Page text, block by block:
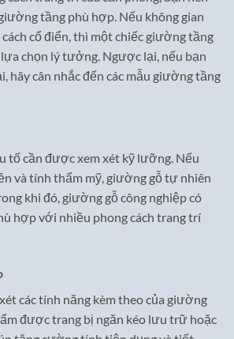
tầng phù hợp. Nếu không gian
cổ điển, thì một chiếc giường tầng
chọn lý tưởng. Ngược lại, nếu bạn
hãy cân nhắc đến các mẫu giường tầng
tố cần được xem xét kỹ lưỡng. Nếu
và tính thẩm mỹ, giường gỗ tự nhiên
khi đó, giường gỗ công nghiệp có
hợp với nhiều phong cách trang trí
các tính năng kèm theo của giường
được trang bị ngăn kéo lưu trữ hoặc